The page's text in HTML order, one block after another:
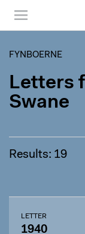
FYNBOERNE
Letters
Swane
Results: 19
LETTER
1940